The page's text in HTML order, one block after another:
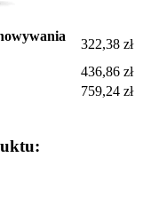
322,38 zł
436,86 zł
759,24 zł